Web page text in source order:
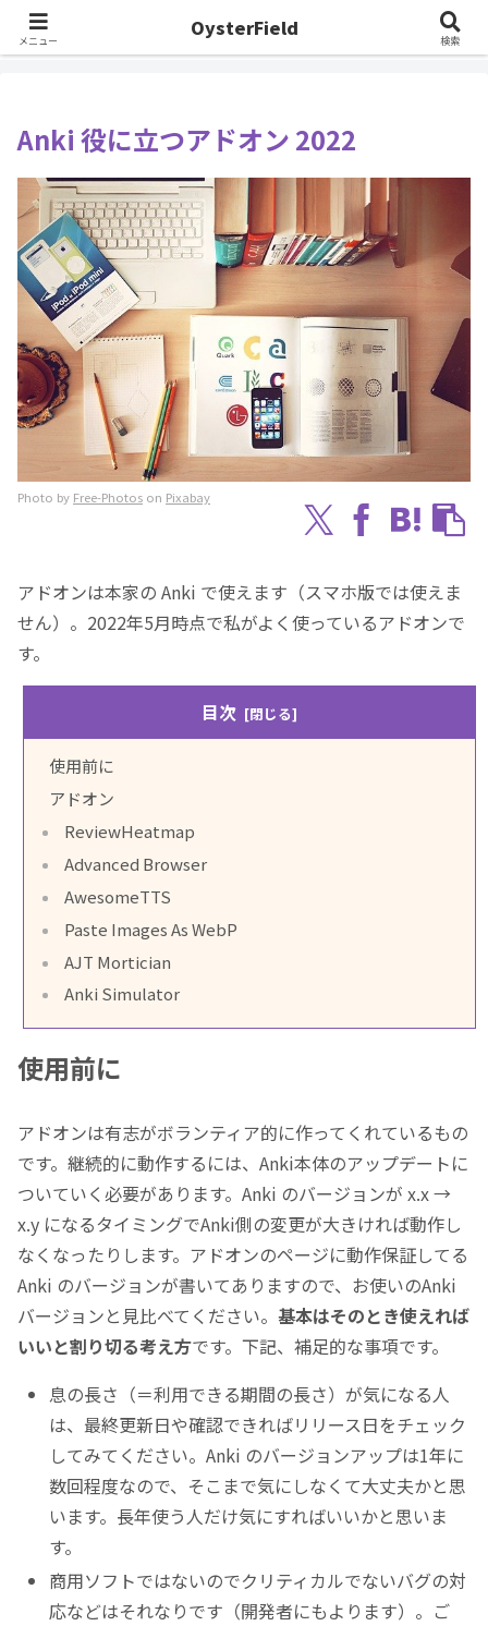
ホーム Anki Anki 役に立つアドオン 2022
Anki 役に立つアドオン 2022
Photo by Free-Photos on Pixabay
アドオンは本家の Anki で使えます（スマホ版では使えま
せん）。2022年5月時点で私がよく使っているアドオンで
す。
目次
使用前に
アドオン
ReviewHeatmap
Advanced Browser
AwesomeTTS
Paste Images As WebP
AJT Mortician
Anki Simulator
使用前に
アドオンは有志がボランティア的に作ってくれているもの
です。継続的に動作するには、Anki本体のアップデートに
ついていく必要があります。Anki のバージョンが x.x →
x.y になるタイミングでAnki側の変更が大きければ動作し
なくなったりします。アドオンのページに動作保証してる
Anki のバージョンが書いてありますので、お使いのAnki
バージョンと見比べてください。 基本はそのとき使えれば
いいと割り切る考え方です。下記、補足的な事項です。
息の長さ（＝利用できる期間の長さ）が気になる人
は、最終更新日や確認できればリリース日をチェック
してみてください。Anki のバージョンアップは1年に
数回程度なので、そこまで気にしなくて大丈夫かと思
います。長年使う人だけ気にすればいいかと思いま
す。
商用ソフトではないのでクリティカルでないバグの対
応などはそれなりです（開発者にもよります）。ご
メニュー
OysterField
検索